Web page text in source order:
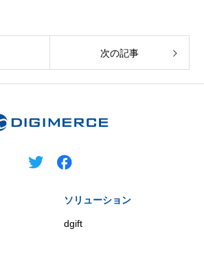
次の記事
ソリューション
dgift